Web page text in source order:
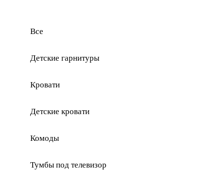
Все
Детские гарнитуры
Кровати
Детские кровати
Комоды
Тумбы под телевизор